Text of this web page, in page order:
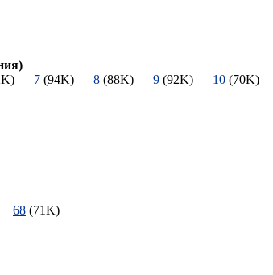
7 (94K) 8 (88K) 9 (92K) 10 (70K)
68 (71K)